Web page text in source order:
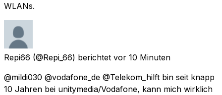
WLANs.
Repi66 (@Repi_66) berichtet vor 10 Minuten
@mildi030 @vodafone_de @Telekom_hilft bin seit knapp
10 Jahren bei unitymedia/Vodafone, kann mich wirklich